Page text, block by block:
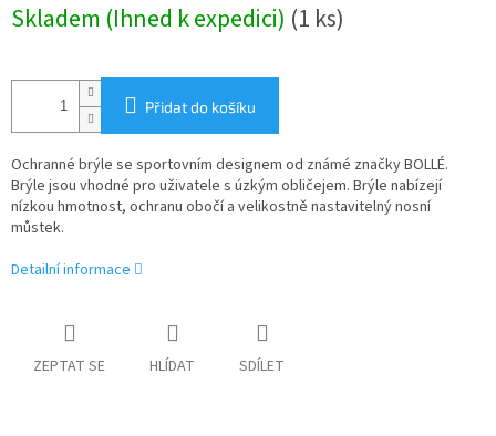
cena:
Skladem (Ihned k expedici) (1 ks)
Přidat do košíku
Ochranné brýle se sportovním designem od známé značky BOLLÉ.
Brýle jsou vhodné pro uživatele s úzkým obličejem. Brýle nabízejí
nízkou hmotnost, ochranu obočí a velikostně nastavitelný nosní
můstek.
Detailní informace
ZEPTAT SE HLÍDAT SDÍLET